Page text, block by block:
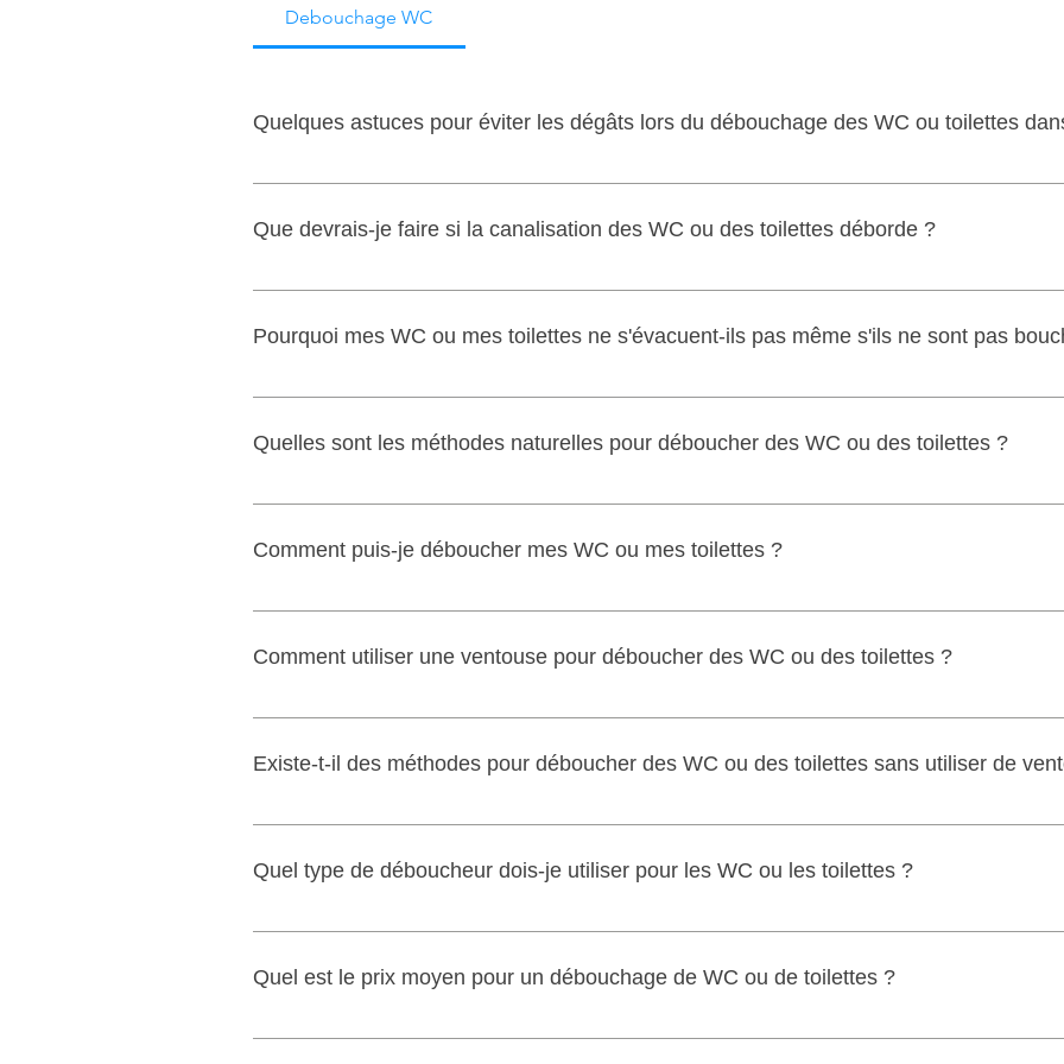
Debouchage WC
Quelques astuces pour éviter les dégâts lors du débouchage des WC ou toilettes
Fermez l'arrivée d'eau immédiatement pour éviter tout débordement. N'utilisez pas de produits
lors du débouchage des WC ou toilettes dans le 77)
Que devrais-je faire si la canalisation des WC ou des toilettes déborde ?
En cas de débordement des WC ou des toilettes, éponger l'eau au sol le plus vite possible.
notre article sur Que devrais-je faire si la canalisation des WC ou des toilettes déborde)
Pourquoi mes WC ou mes toilettes ne s'évacuent-ils pas même s'ils ne sont pas
Si l'évacuation est défaillante sans obstruction visible, cela peut provenir d'un problème au
s'évacuent-ils pas même s'ils ne sont pas bouchés)
Quelles sont les méthodes naturelles pour déboucher des WC ou des toilettes ?
On peut tenter avec du bicarbonate de soude, du vinaigre blanc, de l'eau bouillante ou du gros
déboucher des WC ou des toilettes)
Comment puis-je déboucher mes WC ou mes toilettes ?
Utiliser un déboucheur, un furet ou une ventouse puissante en suivant les modes d'emploi. En
Comment utiliser une ventouse pour déboucher des WC ou des toilettes ?
Insérer la ventouse verticalement dans la cuvette, appuyer fermement à plusieurs reprises pour
Existe-t-il des méthodes pour déboucher des WC ou des toilettes sans utiliser de
On peut tenter d'utiliser un cintre, un fil de fer ou un fil de type TesaClean pour déboucher
Quel type de déboucheur dois-je utiliser pour les WC ou les toilettes ?
Privilégier un déboucheur à tambour avec un flexible de 8 à 10 mètres afin d'atteindre les
Quel est le prix moyen pour un débouchage de WC ou de toilettes ?
Compter en moyenne entre 80 et 150€ pour un débouchage classique des WC par un